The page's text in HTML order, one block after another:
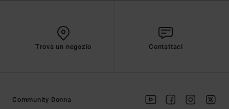
Trova un negozio Contattaci
Community Donna